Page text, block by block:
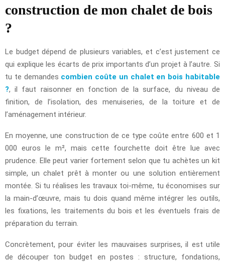
construction de mon chalet de bois
?
Le budget dépend de plusieurs variables, et c’est justement ce
qui explique les écarts de prix importants d’un projet à l’autre. Si
tu te demandes combien coûte un chalet en bois habitable
?, il faut raisonner en fonction de la surface, du niveau de
finition, de l’isolation, des menuiseries, de la toiture et de
l’aménagement intérieur.
En moyenne, une construction de ce type coûte entre 600 et 1
000 euros le m², mais cette fourchette doit être lue avec
prudence. Elle peut varier fortement selon que tu achètes un kit
simple, un chalet prêt à monter ou une solution entièrement
montée. Si tu réalises les travaux toi-même, tu économises sur
la main-d’œuvre, mais tu dois quand même intégrer les outils,
les fixations, les traitements du bois et les éventuels frais de
préparation du terrain.
Concrètement, pour éviter les mauvaises surprises, il est utile
de découper ton budget en postes : structure, fondations,